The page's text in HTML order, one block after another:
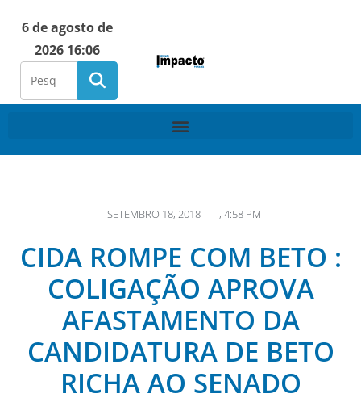
6 de agosto de
2026 16:06
SETEMBRO 18, 2018 , 4:58 PM
CIDA ROMPE COM BETO :
COLIGAÇÃO APROVA
AFASTAMENTO DA
CANDIDATURA DE BETO
RICHA AO SENADO